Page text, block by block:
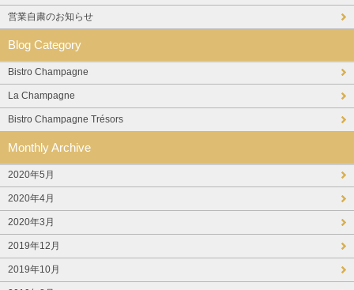
営業自粛のお知らせ
Blog Category
Bistro Champagne
La Champagne
Bistro Champagne Trésors
Monthly Archive
2020年5月
2020年4月
2020年3月
2019年12月
2019年10月